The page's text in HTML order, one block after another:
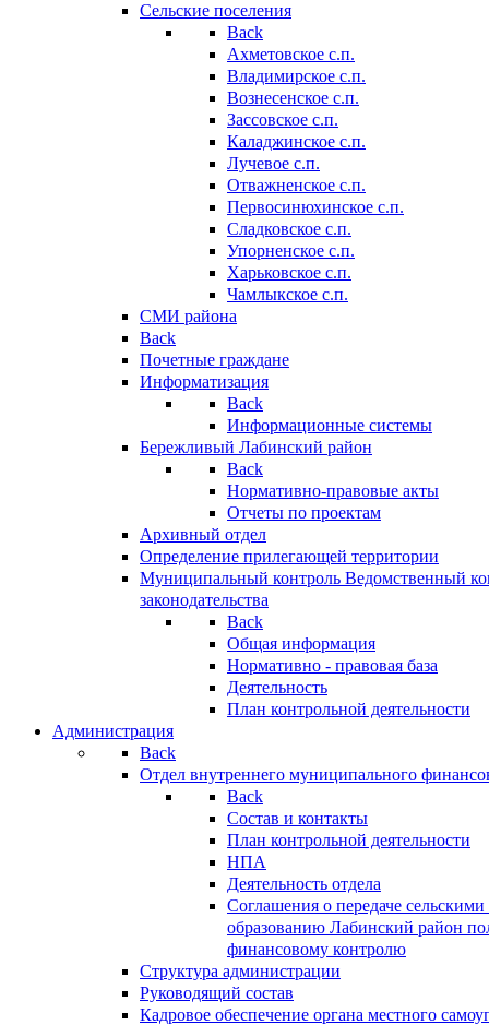
Сельские поселения
Back
Ахметовское с.п.
Владимирское с.п.
Вознесенское с.п.
Зассовское с.п.
Каладжинское с.п.
Лучевое с.п.
Отважненское с.п.
Первосинюхинское с.п.
Сладковское с.п.
Упорненское с.п.
Харьковское с.п.
Чамлыкское с.п.
СМИ района
Back
Почетные граждане
Информатизация
Back
Информационные системы
Бережливый Лабинский район
Back
Нормативно-правовые акты
Отчеты по проектам
Архивный отдел
Определение прилегающей территории
Муниципальный контроль Ведомственный
законодательства
Back
Общая информация
Нормативно - правовая база
Деятельность
План контрольной деятельности
Администрация
Back
Отдел внутреннего муниципального
Back
Состав и контакты
План контрольной деятельности
НПА
Деятельность отдела
Соглашения о передаче
образованию Лабинский район
финансовому контролю
Структура администрации
Руководящий состав
Кадровое обеспечение органа местного